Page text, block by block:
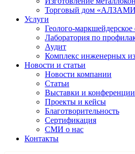
Торговый дом
Услуги
Геолого-
Лаборатория по
Аудит
Комплекс инженерных
Новости и статьи
Новости компании
Статьи
Выставки и конференции
Проекты и кейсы
Благотворительность
Сертификация
СМИ о нас
Контакты